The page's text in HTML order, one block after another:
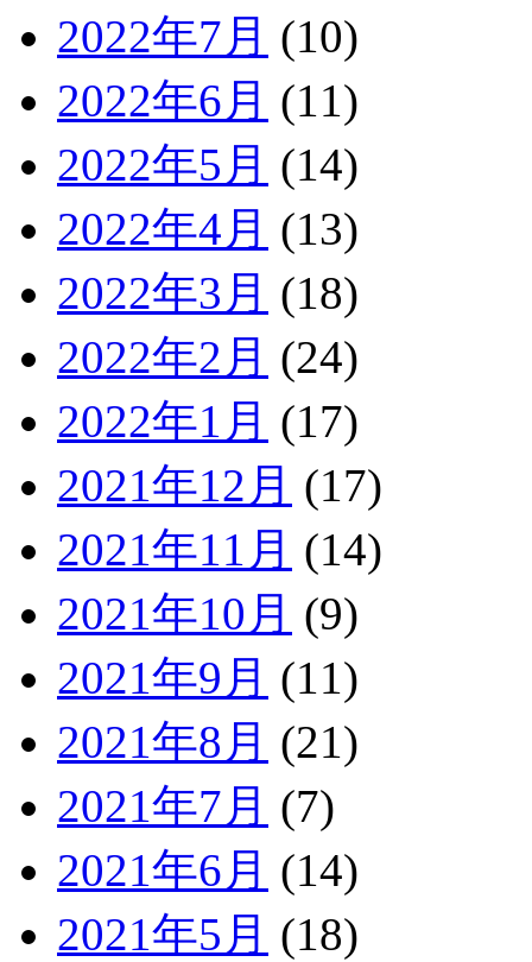
2022年7月 (10)
2022年6月 (11)
2022年5月 (14)
2022年4月 (13)
2022年3月 (18)
2022年2月 (24)
2022年1月 (17)
2021年12月 (17)
2021年11月 (14)
2021年10月 (9)
2021年9月 (11)
2021年8月 (21)
2021年7月 (7)
2021年6月 (14)
2021年5月 (18)